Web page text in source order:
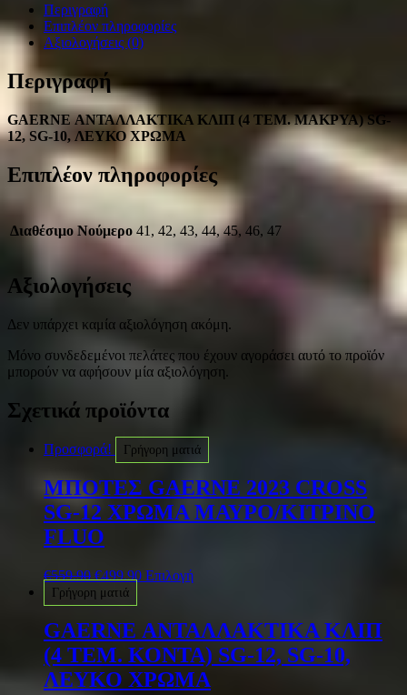
Περιγραφή
Επιπλέον πληροφορίες
Αξιολογήσεις (0)
Περιγραφή
GAERNE ΑΝΤΑΛΛΑΚΤΙΚΑ ΚΛΙΠ (4 ΤΕΜ. ΜΑΚΡΥΑ) SG-
12, SG-10, ΛΕΥΚΟ ΧΡΩΜΑ
Επιπλέον πληροφορίες
Διαθέσιμο Νούμερο 41, 42, 43, 44, 45, 46, 47
Αξιολογήσεις
Δεν υπάρχει καμία αξιολόγηση ακόμη.
Μόνο συνδεδεμένοι πελάτες που έχουν αγοράσει αυτό το προϊόν
μπορούν να αφήσουν μία αξιολόγηση.
Σχετικά προϊόντα
Προσφορά! Γρήγορη ματιά
ΜΠΟΤΕΣ GAERNE 2023 CROSS
SG-12 ΧΡΩΜΑ ΜΑΥΡΟ/ΚΙΤΡΙΝΟ
FLUO
€559.90 €499.90 Επιλογή
Γρήγορη ματιά
GAERNE ΑΝΤΑΛΛΑΚΤΙΚΑ ΚΛΙΠ
(4 ΤΕΜ. ΚΟΝΤΑ) SG-12, SG-10,
ΛΕΥΚΟ ΧΡΩΜΑ